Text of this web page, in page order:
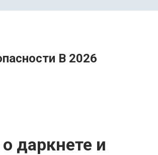
В 2026
даркнете и